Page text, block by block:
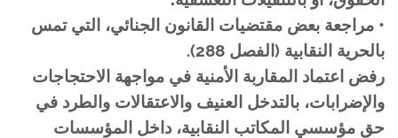
• مراجعة بعض مقتضيات القانون الجنائي، التي تمس
بالحرية النقابية (الفصل 288).
رفض اعتماد المقاربة الأمنية في مواجهة الاحتجاجات
والإضرابات، بالتدخل العنيف والاعتقالات والطرد في
حق مؤسسي المكاتب النقابية، داخل المؤسسات